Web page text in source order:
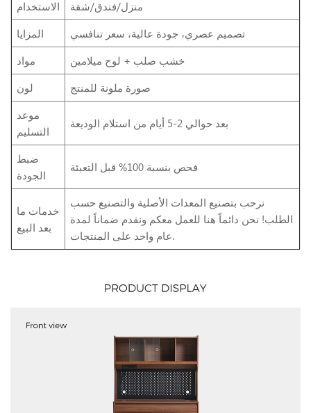
الاستخدام
منزل/فندق/شقة
المزايا
تصميم عصري، جودة عالية، سعر تنافسي
مواد
خشب صلب + لوح ميلامين
لون
صورة ملونة للمنتج
موعد
التسليم
بعد حوالي 2-5 أيام من استلام الوديعة
ضبط
الجودة
فحص بنسبة 100% قبل التعبئة
خدمات ما
بعد البيع
نرحب بتصنيع المعدات الأصلية والتصنيع حسب
الطلب! نحن دائماً هنا للعمل معكم ونقدم ضماناً لمدة
عام واحد على المنتجات.